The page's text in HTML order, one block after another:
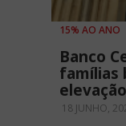
15% AO ANO
Banco
famílias
18 JUNHO,